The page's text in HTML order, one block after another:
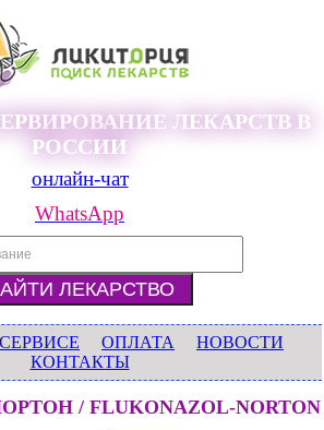
ЛЕКАРСТВ В
РОССИИ
онлайн-чат
WhatsApp
ОПЛАТА
НОВОСТИ
КОНТАКТЫ
/ FLUKONAZOL-NORTON